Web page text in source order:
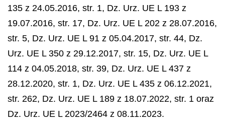
135 z 24.05.2016, str. 1, Dz. Urz. UE L 193 z
19.07.2016, str. 17, Dz. Urz. UE L 202 z 28.07.2016,
str. 5, Dz. Urz. UE L 91 z 05.04.2017, str. 44, Dz.
Urz. UE L 350 z 29.12.2017, str. 15, Dz. Urz. UE L
114 z 04.05.2018, str. 39, Dz. Urz. UE L 437 z
28.12.2020, str. 1, Dz. Urz. UE L 435 z 06.12.2021,
str. 262, Dz. Urz. UE L 189 z 18.07.2022, str. 1 oraz
Dz. Urz. UE L 2023/2464 z 08.11.2023.